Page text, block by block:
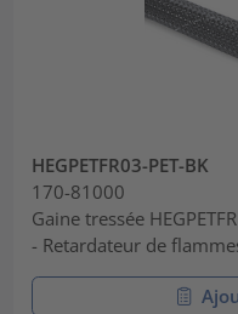
HEGPETFR03-PET-BK
170-81000
Gaine tressée
- Retardateur de